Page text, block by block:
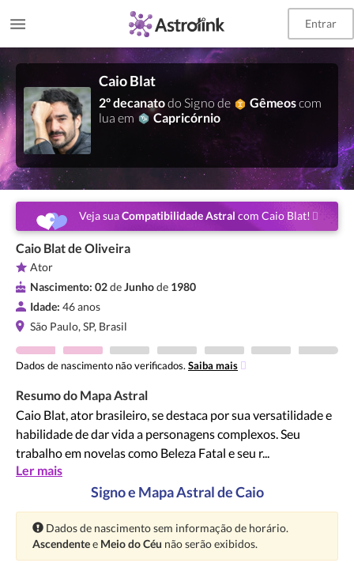
Entrar
Caio Blat
2º decanatodo Signo de Gêmeoscom
lua em
Capricórnio
Veja suaCompatibilidade Astralcom Caio Blat!
Caio Blat de Oliveira
Ator
Nascimento: 02deJunhode 1980
Idade: 46 anos
São Paulo, SP, Brasil
Dados de nascimento não verificados. Saiba mais
Resumo do Mapa Astral
Caio Blat, ator brasileiro, se destaca por sua versatilidade e
habilidade de dar vida a personagens complexos. Seu
trabalho em novelas como Beleza Fatal e seu r...
Ler mais
Signo e Mapa Astral de Caio
Atenção:
Dados de nascimento sem informação de horário.
Ascendentee Meio do Céu não serão exibidos.